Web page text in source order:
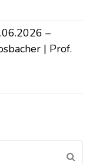
–
| Prof.